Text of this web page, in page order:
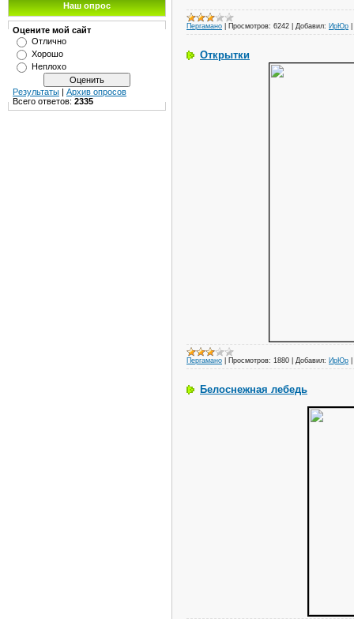
Наш опрос
Оцените мой сайт
Отлично
Хорошо
Неплохо
Результаты | Архив опросов
Всего ответов: 2335
Пергамано Просмотров: 6242 Добавил: ИрЮр
Открытки
Пергамано Просмотров: 1880 Добавил: ИрЮр
Белоснежная лебедь